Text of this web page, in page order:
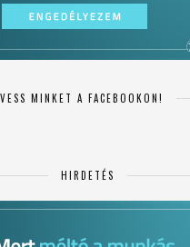
MINKET A FACEBOOKON!
HIRDETÉS